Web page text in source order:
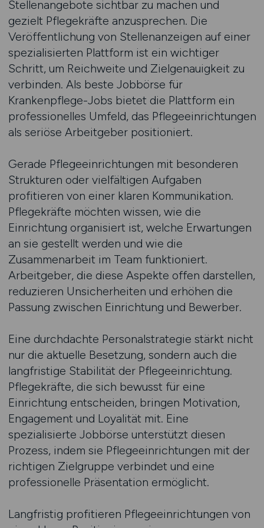
Stellenangebote sichtbar zu machen und
gezielt Pflegekräfte anzusprechen. Die
Veröffentlichung von Stellenanzeigen auf einer
spezialisierten Plattform ist ein wichtiger
Schritt, um Reichweite und Zielgenauigkeit zu
verbinden. Als beste Jobbörse für
Krankenpflege-Jobs bietet die Plattform ein
professionelles Umfeld, das Pflegeeinrichtungen
als seriöse Arbeitgeber positioniert.
Gerade Pflegeeinrichtungen mit besonderen
Strukturen oder vielfältigen Aufgaben
profitieren von einer klaren Kommunikation.
Pflegekräfte möchten wissen, wie die
Einrichtung organisiert ist, welche Erwartungen
an sie gestellt werden und wie die
Zusammenarbeit im Team funktioniert.
Arbeitgeber, die diese Aspekte offen darstellen,
reduzieren Unsicherheiten und erhöhen die
Passung zwischen Einrichtung und Bewerber.
Eine durchdachte Personalstrategie stärkt nicht
nur die aktuelle Besetzung, sondern auch die
langfristige Stabilität der Pflegeeinrichtung.
Pflegekräfte, die sich bewusst für eine
Einrichtung entscheiden, bringen Motivation,
Engagement und Loyalität mit. Eine
spezialisierte Jobbörse unterstützt diesen
Prozess, indem sie Pflegeeinrichtungen mit der
richtigen Zielgruppe verbindet und eine
professionelle Präsentation ermöglicht.
Langfristig profitieren Pflegeeinrichtungen von